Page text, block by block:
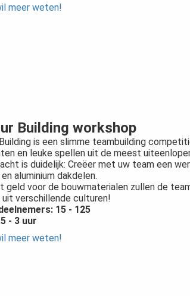
meer weten!
Building workshop
is een slimme teambuilding
en leuke spellen uit de meest
is duidelijk: Creëer met uw team een
aluminium dakdelen.
geld voor de bouwmaterialen zullen de
uit verschillende culturen!
15 - 125
- 3 uur
meer weten!